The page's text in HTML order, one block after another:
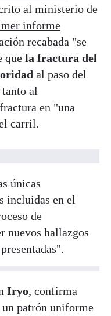
al ministerio de
informe
recabada "se
que la fractura del
al paso del
al
en "una
carril.
únicas
incluidas en el
de
nuevos hallazgos
Iryo, confirma
un patrón uniforme